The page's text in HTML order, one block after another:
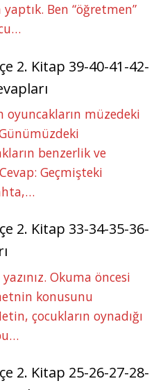
Ben “öğretmen”
2. Kitap 39-40-41-42-
oyuncakların müzedeki
benzerlik ve
Geçmişteki
2. Kitap 33-34-35-36-
Okuma öncesi
konusunu
çocukların oynadığı
2. Kitap 25-26-27-28-